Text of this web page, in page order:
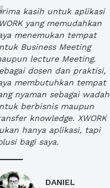
kasih untuk aplikasi
yang memudahkan
menemukan tempat
Business Meeting
lecture Meeting.
dosen dan praktisi,
membutuhkan tempat
nyaman sebagai wadah
berbisnis maupun
knowledge. XWORK
hanya aplikasi, tapi
bagi saya.
DANIEL